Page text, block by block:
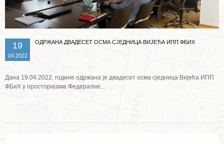
19
04.2022
ОДРЖАНА ДВАДЕСЕТ ОСМА СЈЕДНИЦА ВИЈЕЋА ИПП ФБИХ
Дана 19.04.2022. године одржана је двадесет осма сједница Вијећа ИПП
ФБиХ у просторијама Федералне...